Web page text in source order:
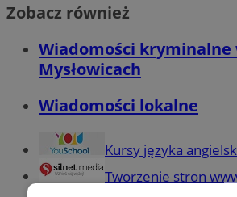
Zobacz również
Wiadomości kryminalne
Mysłowicach
Wiadomości lokalne
Kursy języka
Tworzenie stron